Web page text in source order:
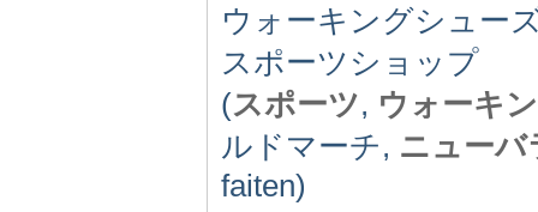
ウォーキングシュー
スポーツショップ
(スポーツ, ウォーキ
ルドマーチ, ニューバ
faiten)